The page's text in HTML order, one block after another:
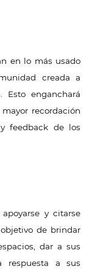
en lo más usado
creada a
Esto enganchará
recordación
feedback de los
y citarse
de brindar
dar a sus
respuesta a sus